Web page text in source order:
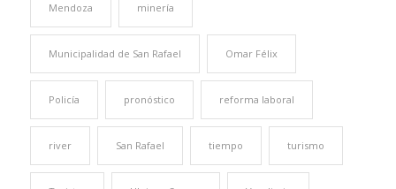
Mendoza minería
Municipalidad de San Rafael Omar Félix
Policía pronóstico reforma laboral
river San Rafael tiempo turismo